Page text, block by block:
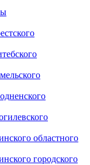
областного
городского